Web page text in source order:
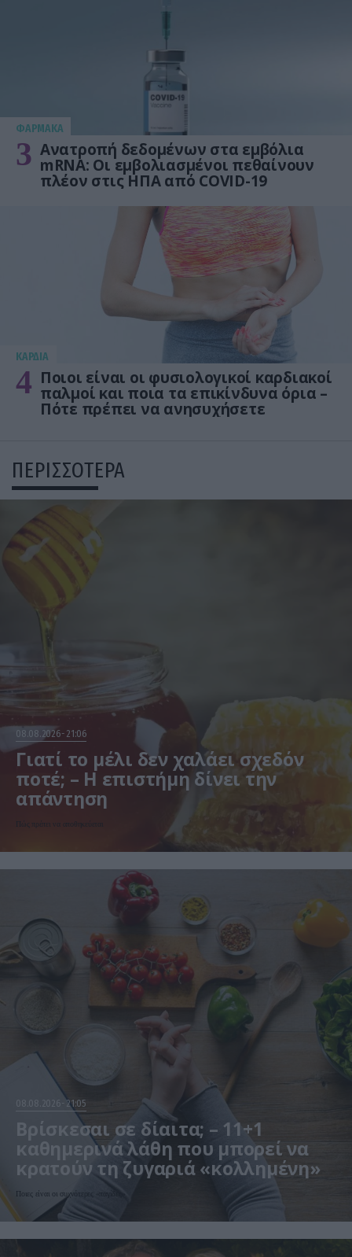
ΦΑΡΜΑΚΑ
3 Ανατροπή δεδομένων στα εμβόλια
mRNA: Οι εμβολιασμένοι πεθαίνουν
πλέον στις ΗΠΑ από COVID-19
KΑΡΔΙΑ
4 Ποιοι είναι οι φυσιολογικοί καρδιακοί
παλμοί και ποια τα επικίνδυνα όρια –
Πότε πρέπει να ανησυχήσετε
ΠΕΡΙΣΣΟΤΕΡΑ
08.08.2026 21:06
Γιατί το μέλι δεν χαλάει σχεδόν
ποτέ; – Η επιστήμη δίνει την
απάντηση
Πώς πρέπει να αποθηκεύεται
08.08.2026 21:05
Βρίσκεσαι σε δίαιτα; – 11+1
καθημερινά λάθη που μπορεί να
κρατούν τη ζυγαριά «κολλημένη»
Ποιες είναι οι συχνότερες «παγίδες»